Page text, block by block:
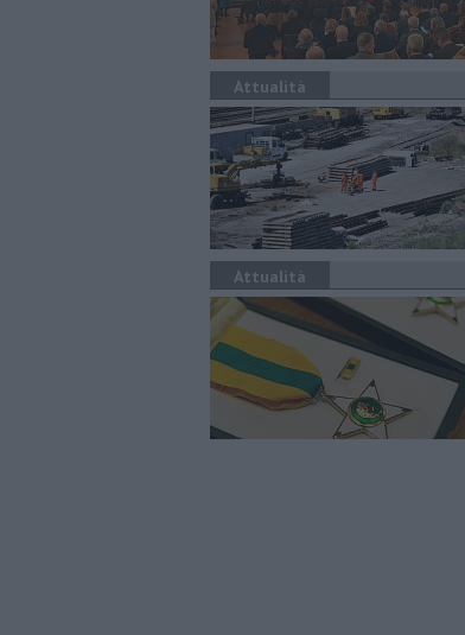
Attualità
Attualità